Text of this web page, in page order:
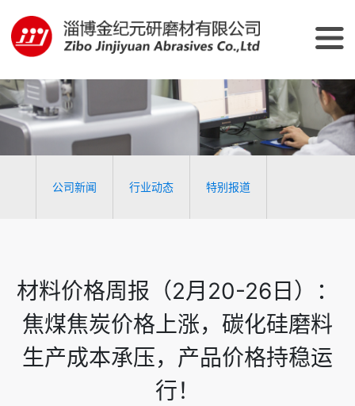
公司新闻 行业动态 特别报道
材料价格周报（2月20-26日）：
焦煤焦炭价格上涨，碳化硅磨料
生产成本承压，产品价格持稳运
行！